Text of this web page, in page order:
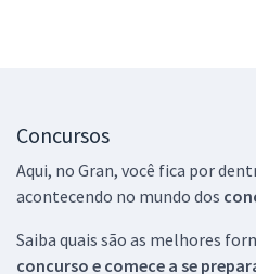
Concursos
Aqui, no Gran, você fica por
acontecendo no mundo dos
Saiba quais são as melhores
concurso e comece a se